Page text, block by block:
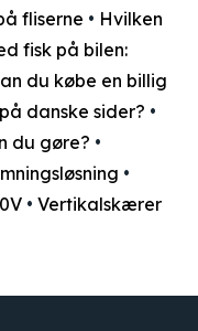
fliserne • Hvilken
fisk på bilen:
du købe en billig
danske sider? •
du gøre? •
•
• Vertikalskærer